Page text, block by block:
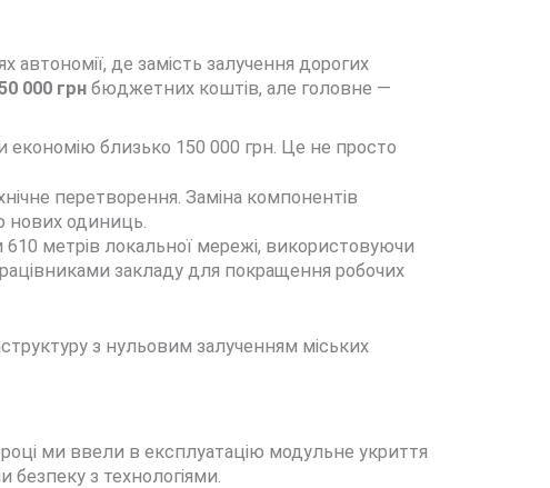
автономії, де замість залучення дорогих
000 грн бюджетних коштів, але головне —
економію близько 150 000 грн. Це не просто
перетворення. Заміна компонентів
нових одиниць.
метрів локальної мережі, використовуючи
закладу для покращення робочих
з нульовим залученням міських
ми ввели в експлуатацію модульне укриття
з технологіями.